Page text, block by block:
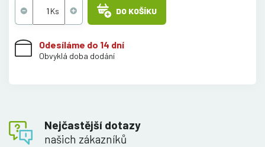
DO KOŠÍKU
Odesíláme do 14 dní
Obvyklá doba dodání
Nejčastější dotazy
našich zákazníků